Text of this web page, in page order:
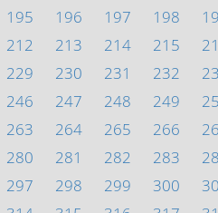
195 196 197 198
212 213 214 215
229 230 231 232
246 247 248 249
263 264 265 266
280 281 282 283
297 298 299 300